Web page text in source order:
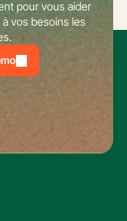
pour vous aider
vos besoins les